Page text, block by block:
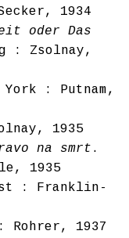
1934
oder Das
: Zsolnay,
York : Putnam,
1935
na smrt .
1935
: Franklin-
1937